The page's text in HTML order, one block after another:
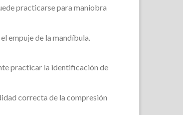
practicarse para maniobra
empuje de la mandíbula.
practicar la identificación de
correcta de la compresión